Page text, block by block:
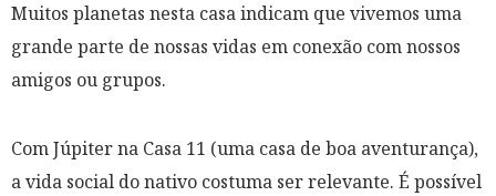
Muitos planetas nesta casa indicam que vivemos uma
grande parte de nossas vidas em conexão com nossos
amigos ou grupos.
Com Júpiter na Casa 11 (uma casa de boa aventurança),
a vida social do nativo costuma ser relevante. É possível